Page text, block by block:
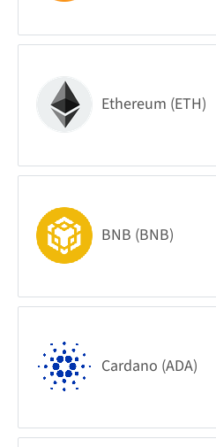
Ethereum (ETH)
BNB (BNB)
Cardano (ADA)